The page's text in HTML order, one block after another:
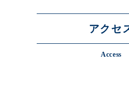
アクセ
Access